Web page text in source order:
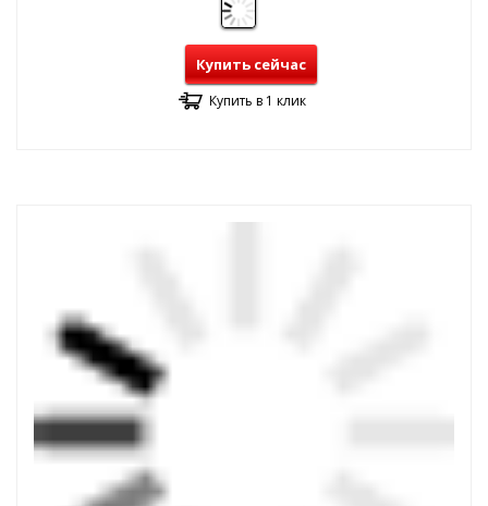
Купить сейчас
Купить в 1 клик